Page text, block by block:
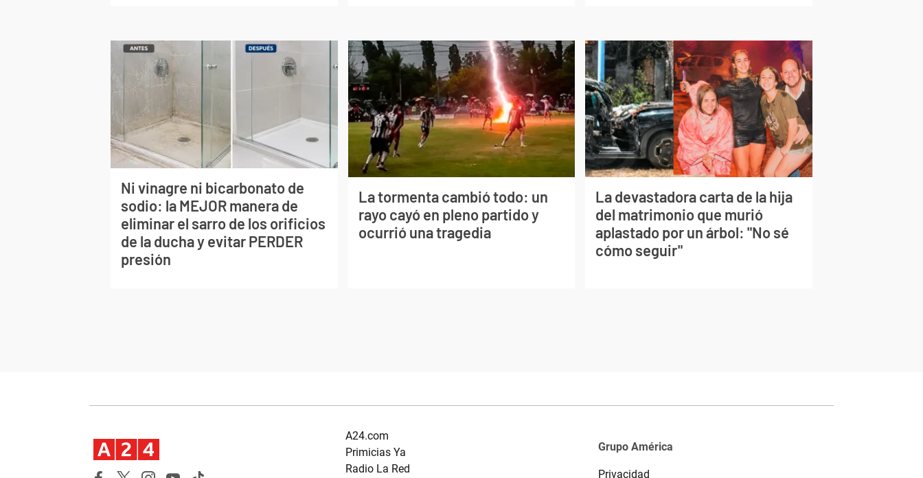
Ni vinagre ni bicarbonato de
sodio: la MEJOR manera de
eliminar el sarro de los orificios
de la ducha y evitar PERDER
presión
La tormenta cambió todo: un
rayo cayó en pleno partido y
ocurrió una tragedia
La devastadora carta de la hija
del matrimonio que murió
aplastado por un árbol: "No sé
cómo seguir"
A24.com
Primicias Ya
Radio La Red
Grupo América
Privacidad